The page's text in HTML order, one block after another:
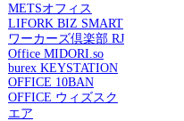
METSオフィス
LIFORKBIZ SMART
ワーカーズ倶楽部RJ
OfficeMIDORI.so
burexKEYSTATION
OFFICE 10BAN
OFFICE ウィズスク
エア